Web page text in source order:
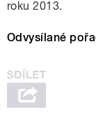
roku 2013.
Odvysílané